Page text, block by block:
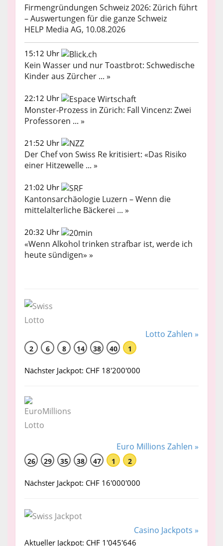
Firmengründungen Schweiz 2026: Zürich führt
– Auswertungen für die ganze Schweiz
HELP Media AG, 10.08.2026
15:12 Uhr
Kein Wasser und nur Toastbrot: Schwedische
Kinder aus Zürcher ... »
22:12 Uhr
Monster-Prozess in Zürich: Fall Vincenz: Zwei
Professoren ... »
21:52 Uhr
Der Chef von Swiss Re kritisiert: «Das Risiko
einer Hitzewelle ... »
21:02 Uhr
Kantonsarchäologie Luzern – Wenn die
mittelalterliche Bäckerei ... »
20:32 Uhr
«Wenn Alkohol trinken strafbar ist, werde ich
heute sündigen» »
Lotto Zahlen »
2 6 8 14 38 40 1
Nächster Jackpot: CHF 18'200'000
Euro Millions Zahlen »
26 29 35 38 47 1 2
Nächster Jackpot: CHF 16'000'000
Casino Jackpots »
Aktueller Jackpot: CHF 1'045'646